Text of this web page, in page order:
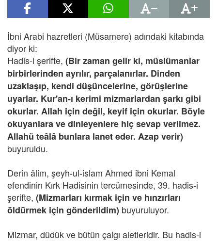
İbni Arabi hazretleri (Müsamere) adındaki kitabında
diyor ki:
Hadis-i şerifte, (Bir zaman gelir ki, müslümanlar
birbirlerinden ayrılır, parçalanırlar. Dinden
uzaklaşıp, kendi düşüncelerine, görüşlerine
uyarlar. Kur'an-ı kerimi mizmarlardan şarkı gibi
okurlar. Allah için değil, keyif için okurlar. Böyle
okuyanlara ve dinleyenlere hiç sevap verilmez.
Allahü teâlâ bunlara lanet eder. Azap verir)
buyuruldu.
Derin âlim, şeyh-ul-islam Ahmed ibni Kemal
efendinin Kırk Hadisinin tercümesinde, 39. hadis-i
şerifte, (Mizmarları kırmak için ve hınzırları
öldürmek için gönderildim) buyuruluyor.
Mizmar, düdük ve bütün çalgı aletleridir. Bu hadis-i